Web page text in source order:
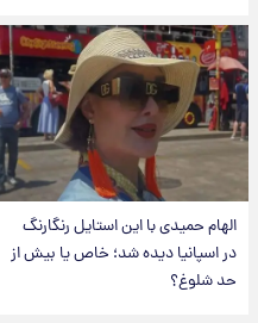
الهام حمیدی با این استایل رنگارنگ
در اسپانیا دیده شد؛ خاص یا بیش از
حد شلوغ؟